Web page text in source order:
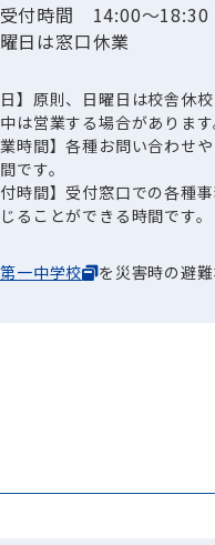
付時間 14:00～18:30
日は窓口休業
日】原則、日曜日は校舎休
は営業する場合があります
業時間】各種お問い合わせ
です。
付時間】受付窓口での各種
ることができる時間です。
一中学校 を災害時の避難